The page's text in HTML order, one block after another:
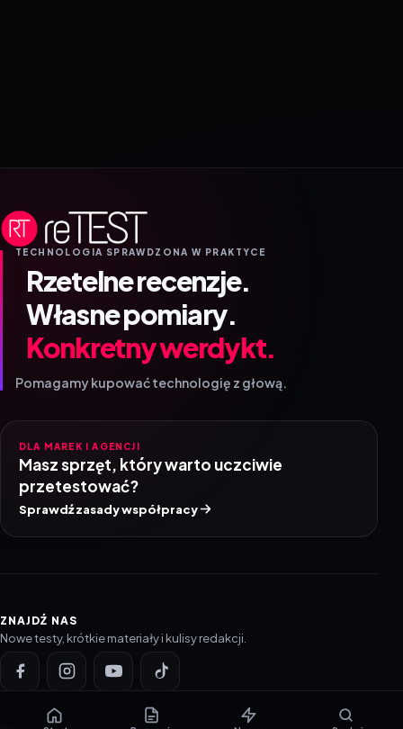
TECHNOLOGIA SPRAWDZONA W PRAKTYCE
Rzetelne recenzje.
Własne pomiary.
Konkretny werdykt.
Pomagamy kupować technologię z głową.
DLA MAREK I AGENCJI
Masz sprzęt, który warto uczciwie
przetestować?
Sprawdź zasady współpracy
ZNAJDŹ NAS
Nowe testy, krótkie materiały i kulisy redakcji.